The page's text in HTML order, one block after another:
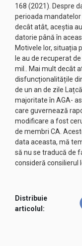
168 (2021). Despre
perioada
decât atât, aceștia
datorie până în
Motivele lor, situația
le au de recuperat
mil.. Mai mult decât
disfuncționalitățile
de un an de zile
majoritate în AGA-
care guvernează
modificare a fost
de membri CA.
data aceasta, mă
să nu se traducă de
consideră consilierul
Distribuie
articolul: